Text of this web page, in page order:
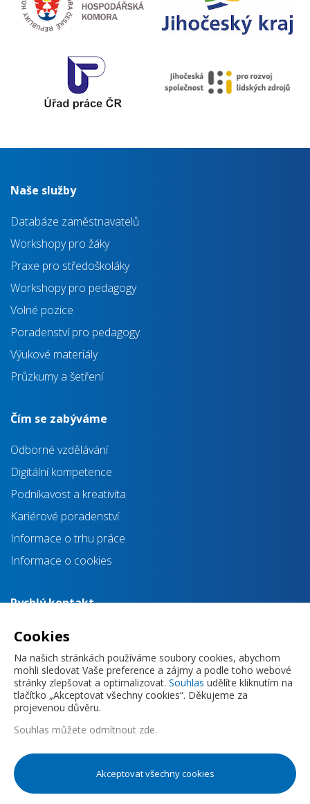
Naše služby
Databáze zaměstnavatelů
Workshopy pro žáky
Praxe pro středoškoláky
Workshopy pro pedagogy
Volné pozice
Poradenství pro pedagogy
Výukové materiály
Průzkumy a šetření
Čím se zabýváme
Odborné vzdělávání
Digitální kompetence
Podnikavost a kreativita
Kariérové poradenství
Informace o trhu práce
Informace o cookies
Rychlý kontakt
info@impulsprokarieru.cz
+420 720 830 118
Zásady ochrany osobních údajů
Cookies
Na našich stránkách používáme soubory cookies, abychom
mohli sledovat Vaše preference a zájmy a podle toho webové
stránky zlepšovat a optimalizovat. Souhlas udělíte kliknutím na
tlačítko „Akceptovat všechny cookies“. Děkujeme za
projevenou důvěru.
Souhlas můžete odmítnout zde.
Akceptovat všechny cookies